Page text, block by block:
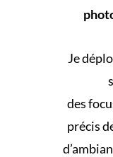
Je
des
précis